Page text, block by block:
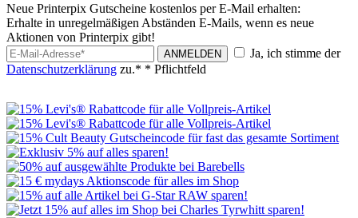
Neue Printerpix Gutscheine kostenlos per E-Mail erhalten:
Erhalte in unregelmäßigen Abständen E-Mails, wenn es neue
Aktionen von Printerpix gibt!
ANMELDEN
Ja, ich stimme der
Datenschutzerklärung zu.* * Pflichtfeld